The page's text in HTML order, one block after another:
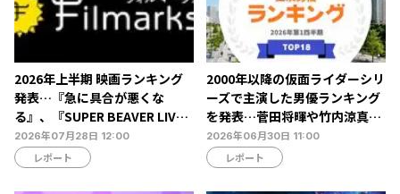
2026年上半期 映画ランキング
発表…『急に具合が悪くな
る』、『SUPER BEAVER LIVE
& DOCUMENTARY -現在地-』
が第1位を獲得【Filmarks調
べ】
2026年07月28日 12:00
レポート
2000年以降の仮面ライダーシリ
ーズで主演した男優ランキング
を発表…菅田将暉や竹内涼真ら
がランクイン【タレントパワー
ランキング】
2026年06月30日 11:00
レポート